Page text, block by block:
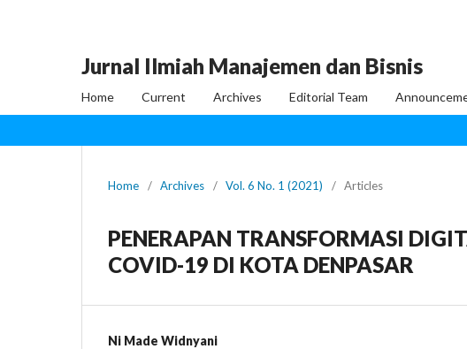
Jurnal Ilmiah Manajemen dan Bisnis
Home Current Archives Editorial Team
Home / Archives / Vol. 6 No. 1 (2021) / Articles
PENERAPAN TRANSFORMASI
COVID-19 DI KOTA DENPASAR
Ni Made Widnyani